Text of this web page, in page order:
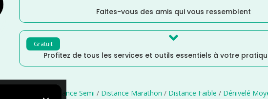
Faites-vous des amis qui vous ressemblent
Gratuit 
Profitez de tous les services et outils essentiels à votre
Distance Semi / Distance Marathon / Distance Faible / Dénivelé